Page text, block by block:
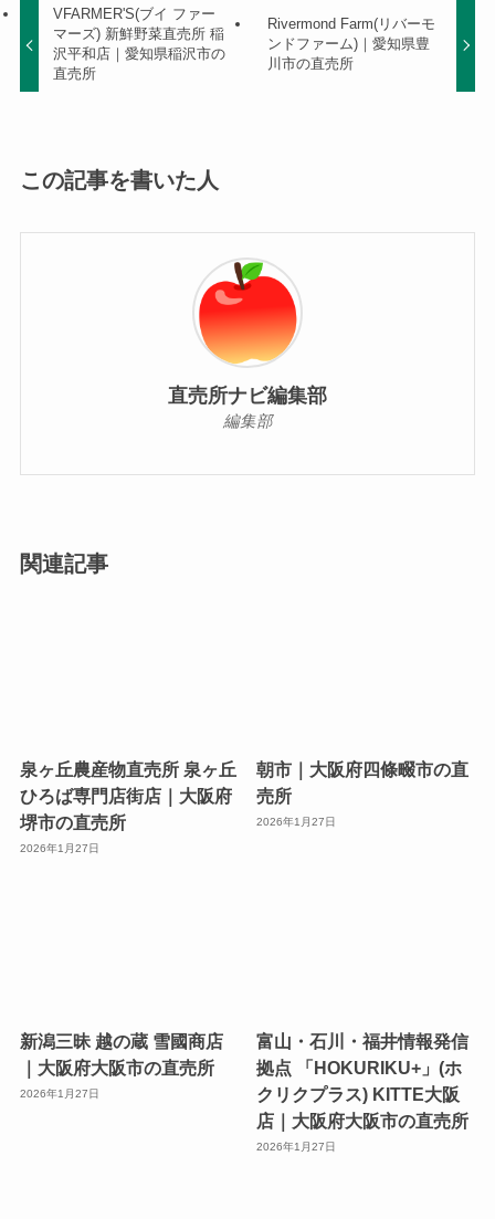
VFARMER'S(ブイ ファー
マーズ) 新鮮野菜直売所 稲
沢平和店｜愛知県稲沢市の
直売所
Rivermond Farm(リバーモ
ンドファーム)｜愛知県豊
川市の直売所
この記事を書いた人
直売所ナビ編集部
編集部
関連記事
泉ヶ丘農産物直売所 泉ヶ丘
ひろば専門店街店｜大阪府
堺市の直売所
2026年1月27日
朝市｜大阪府四條畷市の直
売所
2026年1月27日
新潟三昧 越の蔵 雪國商店
｜大阪府大阪市の直売所
2026年1月27日
富山・石川・福井情報発信
拠点 「HOKURIKU+」(ホ
クリクプラス) KITTE大阪
店｜大阪府大阪市の直売所
2026年1月27日